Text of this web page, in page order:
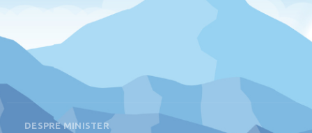
DESPRE MINISTER